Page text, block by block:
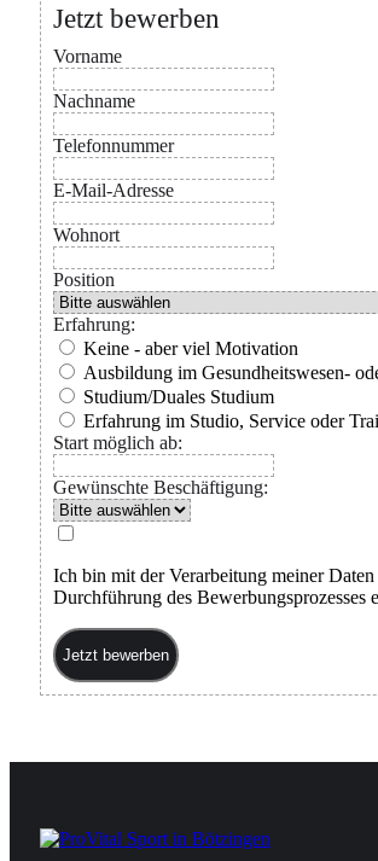
Jetzt bewerben
Vorname
Nachname
Telefonnummer
E-Mail-Adresse
Wohnort
Position
Erfahrung:
Keine - aber viel Motivation
Ausbildung im Gesundheitswesen-
Studium/Duales Studium
Erfahrung im Studio, Service oder
Start möglich ab:
Gewünschte Beschäftigung:
Ich bin mit der Verarbeitung meiner
Durchführung des Bewerbungsprozesses
Jetzt bewerben